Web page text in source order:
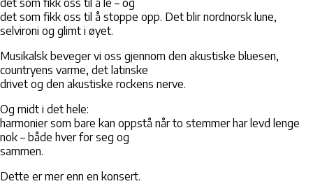
det som fikk oss til å stoppe opp. Det blir nordnorsk lune,
selvironi og glimt i øyet.
Musikalsk beveger vi oss gjennom den akustiske bluesen,
countryens varme, det latinske
drivet og den akustiske rockens nerve.
Og midt i det hele:
harmonier som bare kan oppstå når to stemmer har levd lenge
nok – både hver for seg og
sammen.
Dette er mer enn en konsert.